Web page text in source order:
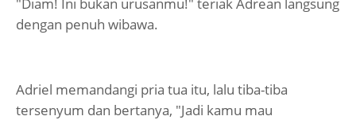
dengan penuh wibawa.
Adriel memandangi pria tua itu, lalu tiba-tiba
tersenyum dan bertanya, "Jadi kamu mau